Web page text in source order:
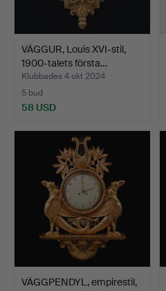
VÄGGUR, Louis XVI-stil,
1900-talets första…
Klubbades 4 okt 2024
5 bud
58 USD
VÄGGPENDYL, empirestil,